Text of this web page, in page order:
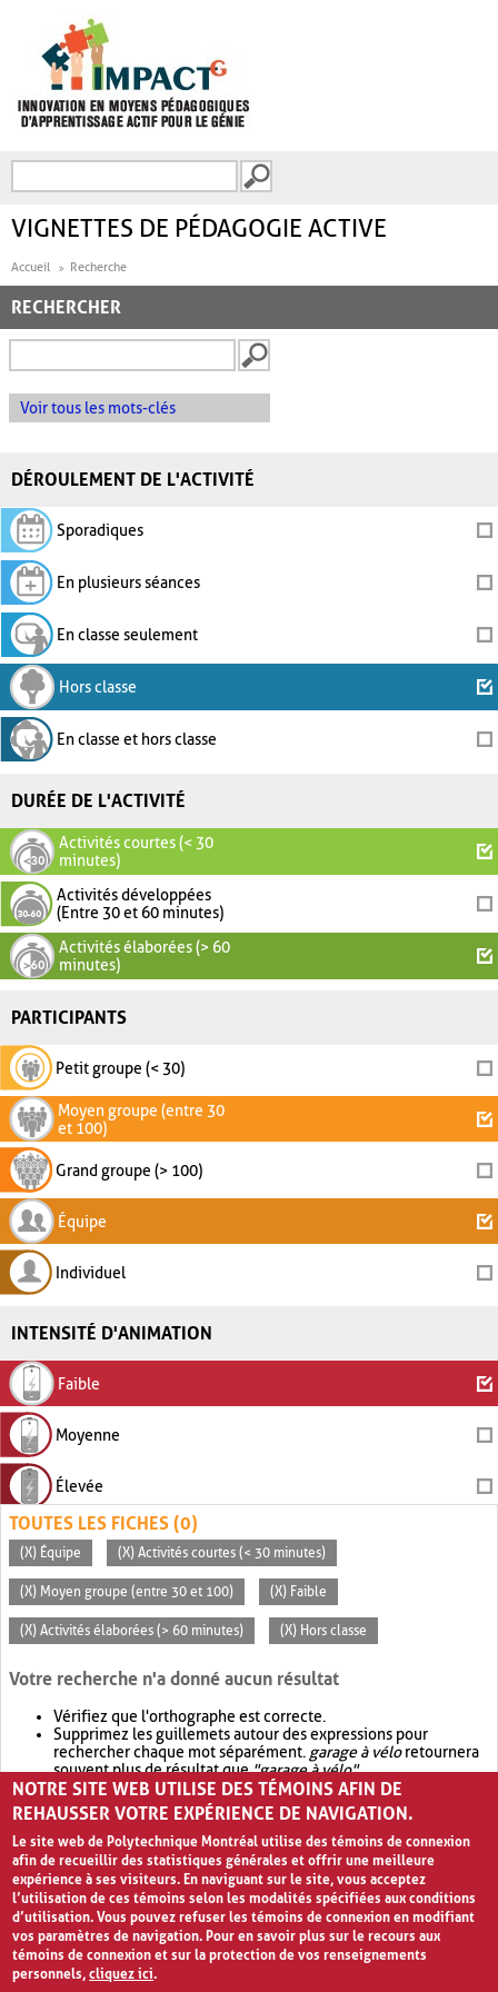
FORMULAIRE DE
VIGNETTES DE PÉDAGOGIE ACTIVE
Accueil Recherche
RECHERCHER
Voir tous les mots-clés
DÉROULEMENT DE L'ACTIVITÉ
Sporadiques
En plusieurs séances
En classe seulement
Hors classe
En classe et hors classe
DURÉE DE L'ACTIVITÉ
Activités courtes (< 30
minutes)
Activités développées
(Entre 30 et 60 minutes)
Activités élaborées (> 60
minutes)
PARTICIPANTS
Petit groupe (< 30)
Moyen groupe (entre 30
et 100)
Grand groupe (> 100)
Équipe
Individuel
INTENSITÉ D'ANIMATION
Faible
Moyenne
Élevée
TOUTES LES FICHES (0)
(X) Équipe (X) Activités courtes (< 30 minutes)
(X) Moyen groupe (entre 30 et 100) (X) Faible
(X) Activités élaborées (> 60 minutes) (X) Hors classe
Votre recherche n'a donné aucun résultat
Vérifiez que l'orthographe est correcte.
Supprimez les guillemets autour des expressions pour
rechercher chaque mot séparément. garage à véloretournera
souvent plus de résultat que"garage à vélo".
Envisagez d'élargir votre recherche avec OR.garage OR vélo
retournera souvent plus de résultat quegarage à vélo
NOTRE SITE WEB UTILISE DES TÉMOINS AFIN DE
REHAUSSER VOTRE EXPÉRIENCE DE NAVIGATION.
Le site web de Polytechnique Montréal utilise des témoins de connexion
afin de recueillir des statistiques générales et offrir une meilleure
expérience à ses visiteurs. En naviguant sur le site, vous acceptez
l’utilisation de ces témoins selon les modalités spécifiées aux conditions
d’utilisation. Vous pouvez refuser les témoins de connexion en modifiant
vos paramètres de navigation. Pour en savoir plus sur le recours aux
témoins de connexion et sur la protection de vos renseignements
personnels,cliquez ici.